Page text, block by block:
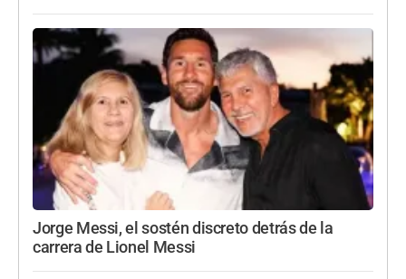
Jorge Messi, el sostén discreto detrás de la
carrera de Lionel Messi